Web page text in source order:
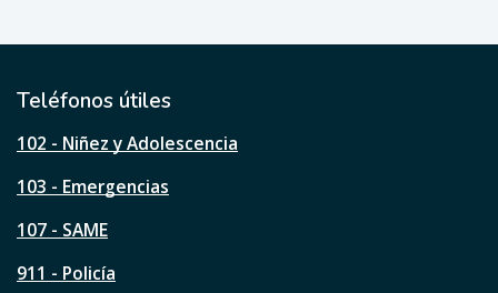
t
l
s
a
á
i
Teléfonos útiles
102 - Niñez y Adolescencia
103 - Emergencias
107 - SAME
911 - Policía